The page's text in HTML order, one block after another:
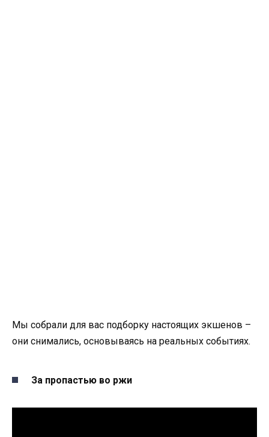
Мы собрали для вас подборку настоящих экшенов –
они снимались, основываясь на реальных событиях.
За пропастью во ржи